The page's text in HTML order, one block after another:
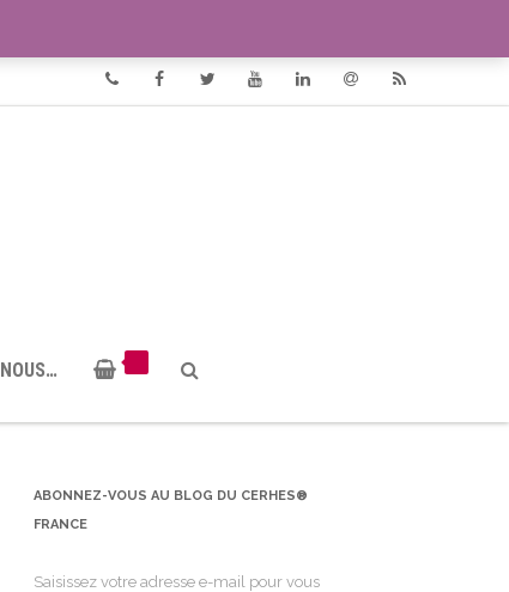
ABONNEZ-VOUS AU BLOG DU CERHES®
FRANCE
Saisissez votre adresse e-mail pour vous